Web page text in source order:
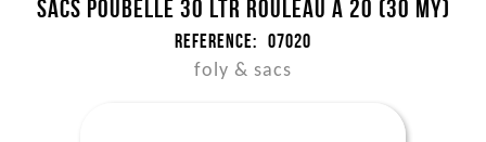
Sacs poubelle 30 ltr rouleau à 20 (30 my)
Reference: 07020
foly & sacs